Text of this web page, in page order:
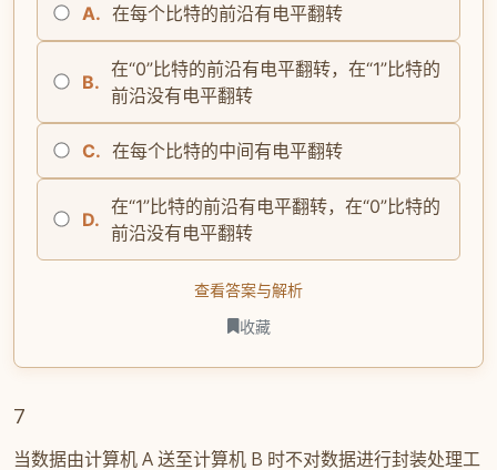
A. 在每个比特的前沿有电平翻转
B.
在“0”比特的前沿有电平翻转，在“1”比特的
前沿没有电平翻转
C. 在每个比特的中间有电平翻转
D.
在“1”比特的前沿有电平翻转，在“0”比特的
前沿没有电平翻转
查看答案与解析
收藏
7
当数据由计算机 A 送至计算机 B 时不对数据进行封装处理工